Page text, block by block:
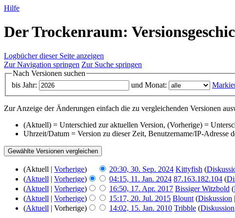
Hilfe
Der Trockenraum:
Logbücher dieser Seite anzeigen
Zur Navigation springen Zur Suche springen
Nach Versionen suchen
bis Jahr:
und Monat:
Zur Anzeige der Änderungen einfach die zu vergleichenden Versionen
(Aktuell) = Unterschied zur aktuellen Version, (Vorherige) =
Uhrzeit/Datum = Version zu dieser Zeit, Benutzername/IP-Adresse
(Aktuell | Vorherige) 20:30, 30. Sep. 2024 Kittyfish (
(Aktuell Vorherige) 04:15, 11. Jan. 2024 87.163.182.104 (
(Aktuell Vorherige) 16:50, 17. Apr. 2017 Bissiger Witzbold (
(Aktuell Vorherige) 15:17, 20. Jul. 2015 Blount (Diskussion
(Aktuell | Vorherige) 14:02, 15. Jan. 2010 Tribble (Diskussion